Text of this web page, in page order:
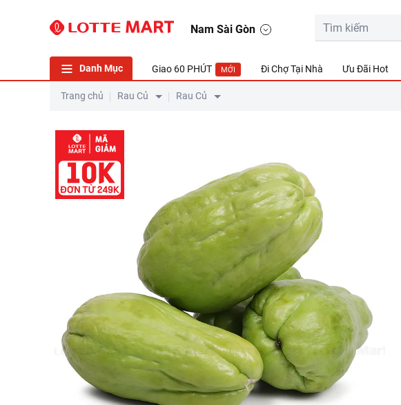
Nam Sài Gòn
Danh Mục Giao 60 PHÚT MỚI Đi Chợ Tại Nhà Ưu Đãi Hot
Trang chủ Rau Củ Rau Củ